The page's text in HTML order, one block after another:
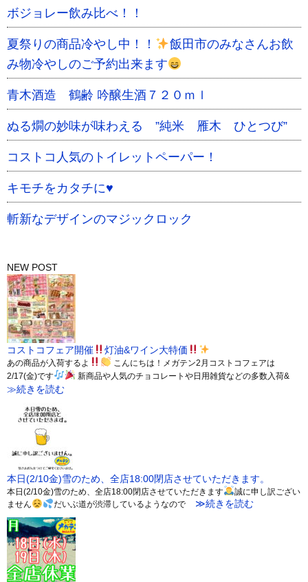
ボジョレー飲み比べ！！
夏祭りの商品冷やし中！！
飯田市のみなさんお飲
み物冷やしのご予約出来ます
青木酒造 鶴齢 吟醸生酒７２０ｍｌ
ぬる燗の妙味が味わえる ”純米 雁木 ひとつび”
コストコ人気のトイレットペーパー！
キモチをカタチに♥️
斬新なデザインのマジックロック
NEW POST
コストコフェア開催 灯油&ワイン大特価
あの商品が入荷するよ
こんにちは！メガテン2月コストコフェアは
2/17(金)です
新商品や人気のチョコレートや日用雑貨などの多数入荷&
≫続きを読む
本日(2/10金)雪のため、全店18:00閉店させていただきます。
本日(2/10金)雪のため、全店18:00閉店させていただきます
誠に申し訳ござい
ません
だいぶ道が渋滞しているようなので≫続きを読む